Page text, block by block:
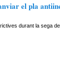
el pla
durant la sega